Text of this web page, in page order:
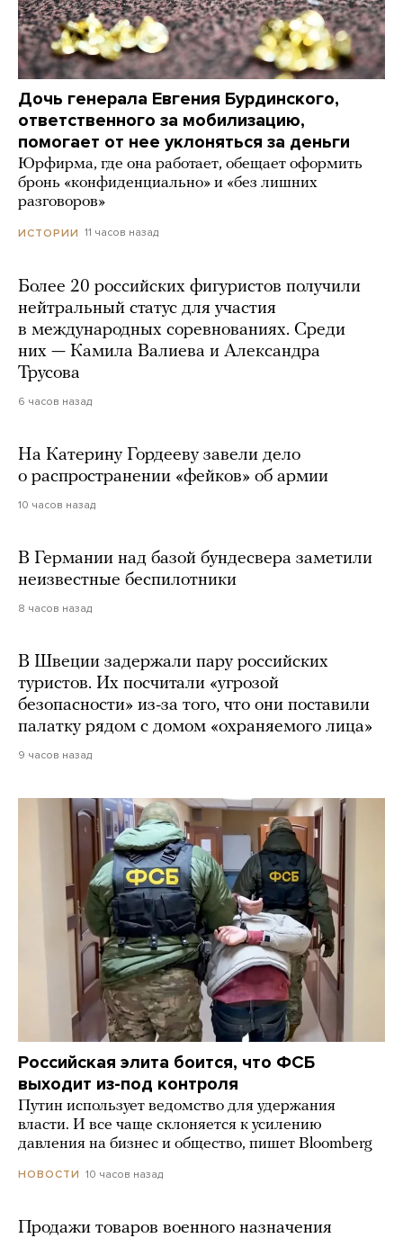
Дочь генерала Евгения Бурдинского,
ответственного за мобилизацию,
помогает от нее уклоняться за деньги
Юрфирма, где она работает, обещает оформить
бронь «конфиденциально» и «без лишних
разговоров»
ИСТОРИИ 11 часов назад
Более 20 российских фигуристов получили
нейтральный статус для участия
в международных соревнованиях. Среди
них — Камила Валиева и Александра
Трусова
6 часов назад
На Катерину Гордееву завели дело
о распространении «фейков» об армии
10 часов назад
В Германии над базой бундесвера заметили
неизвестные беспилотники
8 часов назад
В Швеции задержали пару российских
туристов. Их посчитали «угрозой
безопасности» из-за того, что они поставили
палатку рядом с домом «охраняемого лица»
9 часов назад
Российская элита боится, что ФСБ
выходит из-под контроля
Путин использует ведомство для удержания
власти. И все чаще склоняется к усилению
давления на бизнес и общество, пишет Bloomberg
НОВОСТИ 10 часов назад
Продажи товаров военного назначения